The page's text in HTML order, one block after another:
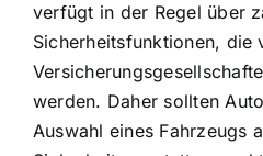
verfügt in der Regel über
Sicherheitsfunktionen, die
werden. Daher sollten
Auswahl eines Fahrzeugs